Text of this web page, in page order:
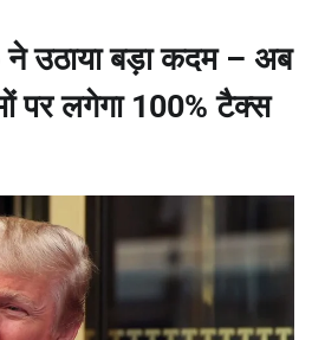
उठाया बड़ा कदम – अब
पर लगेगा 100% टैक्स